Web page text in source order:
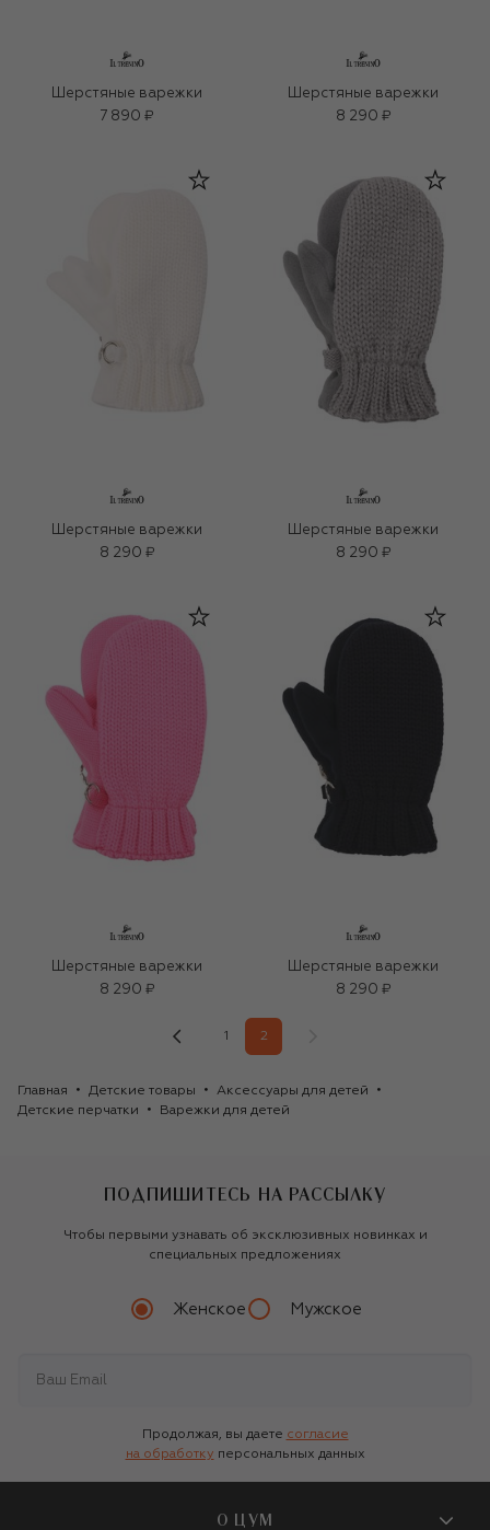
Шерстяные варежки
7 890 ₽
Шерстяные варежки
8 290 ₽
Шерстяные варежки
8 290 ₽
Шерстяные варежки
8 290 ₽
Шерстяные варежки
8 290 ₽
Шерстяные варежки
8 290 ₽
1 2
Главная Детские товары
Аксессуары для детей
Детские перчатки
Варежки для детей
ПОДПИШИТЕСЬ НА РАССЫЛКУ
Чтобы первыми узнавать об эксклюзивных новинках и
специальных предложениях
Женское Мужское
Продолжая, вы даете согласие
на обработку персональных данных
О ЦУМ